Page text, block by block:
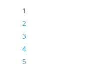
1
2
3
4
5